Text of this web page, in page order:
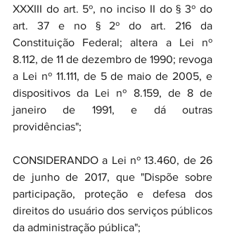
XXXIII do art. 5º, no inciso II do § 3º do
art. 37 e no § 2º do art. 216 da
Constituição Federal; altera a Lei nº
8.112, de 11 de dezembro de 1990; revoga
a Lei nº 11.111, de 5 de maio de 2005, e
dispositivos da Lei nº 8.159, de 8 de
janeiro de 1991, e dá outras
providências";
CONSIDERANDO a Lei nº 13.460, de 26
de junho de 2017, que "Dispõe sobre
participação, proteção e defesa dos
direitos do usuário dos serviços públicos
da administração pública";